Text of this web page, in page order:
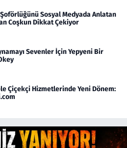
Sosyal Medyada Anlatan
Coşkun Dikkat Çekiyor
Sevenler İçin Yepyeni Bir
Çiçekçi Hizmetlerinde Yeni Dönem: